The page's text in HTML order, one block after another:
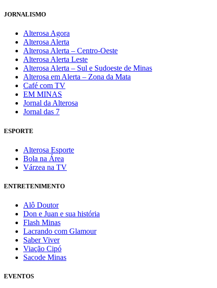
JORNALISMO
Alterosa Agora
Alterosa Alerta
Alterosa Alerta – Centro-Oeste
Alterosa Alerta Leste
Alterosa Alerta – Sul e Sudoeste de Minas
Alterosa em Alerta – Zona da Mata
Café com TV
EM MINAS
Jornal da Alterosa
Jornal das 7
ESPORTE
Alterosa Esporte
Bola na Área
Várzea na TV
ENTRETENIMENTO
Alô Doutor
Don e Juan e sua história
Flash Minas
Lacrando com Glamour
Saber Viver
Viação Cipó
Sacode Minas
EVENTOS